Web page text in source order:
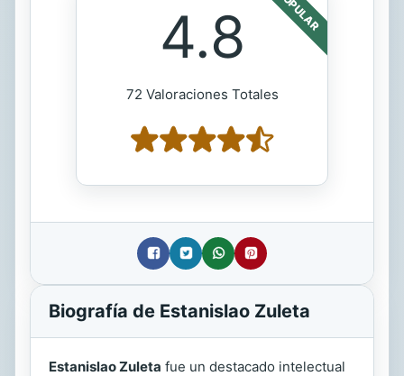
4.8
72 Valoraciones Totales
Biografía de Estanislao Zuleta
Estanislao Zuleta fue un destacado intelectual